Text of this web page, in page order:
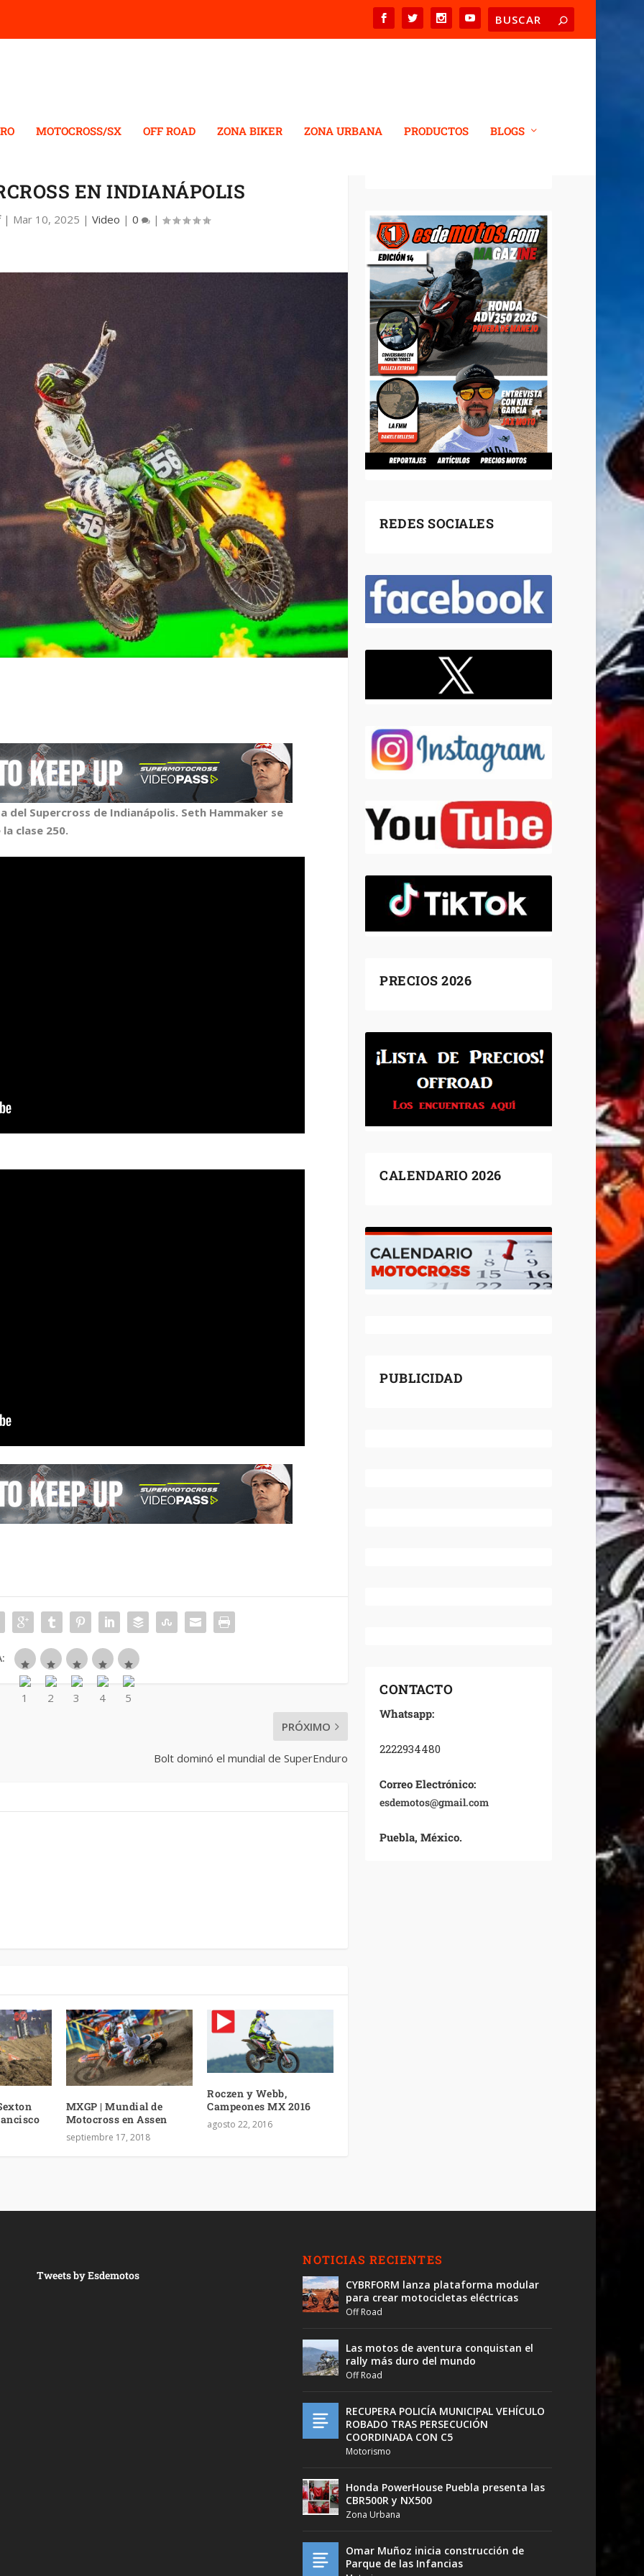
MOTOCROSS/SX OFF ROAD ZONA BIKER ZONA URBANA PRODUCTOS BLOGS
EN INDIANÁPOLIS
| Mar 10, 2025 |Video |0 |
del Supercross de Indianápolis. Seth Hammaker se
clase 250.
PRÓXIMO
Bolt dominó el mundial de SuperEnduro
MXGP | Mundial de
Motocross en Assen
septiembre 17, 2018
Roczen y Webb,
Campeones MX 2016
agosto 22, 2016
REDES SOCIALES
PRECIOS 2026
CALENDARIO 2026
PUBLICIDAD
CONTACTO
Whatsapp:
2222934480
Correo Electrónico:
esdemotos@gmail.com
Puebla, México.
Tweets by Esdemotos
NOTICIAS RECIENTES
CYBRFORM lanza plataforma modular
para crear motocicletas eléctricas
Off Road
Las motos de aventura conquistan el
rally más duro del mundo
Off Road
RECUPERA POLICÍA MUNICIPAL VEHÍCULO
ROBADO TRAS PERSECUCIÓN
COORDINADA CON C5
Motorismo
Honda PowerHouse Puebla presenta las
CBR500R y NX500
Zona Urbana
Omar Muñoz inicia construcción de
Parque de las Infancias